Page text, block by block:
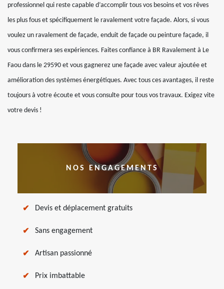
professionnel qui reste capable d’accomplir tous vos besoins et vos rêves
les plus fous et spécifiquement le ravalement votre façade. Alors, si vous
voulez un ravalement de façade, enduit de façade ou peinture façade, il
vous confirmera ses expériences. Faites confiance à BR Ravalement à Le
Faou dans le 29590 et vous gagnerez une façade avec valeur ajoutée et
amélioration des systèmes énergétiques. Avec tous ces avantages, il reste
toujours à votre écoute et vous consulte pour tous vos travaux. Exigez vite
votre devis !
NOS ENGAGEMENTS
Devis et déplacement gratuits
Sans engagement
Artisan passionné
Prix imbattable